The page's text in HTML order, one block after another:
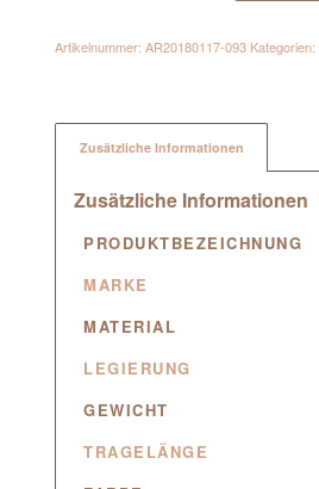
Artikelnummer:AR20180117-093 Kategorien:
Zusätzliche Informationen
Zusätzliche Informationen
PRODUKTBEZEICHNUNG
MARKE
MATERIAL
LEGIERUNG
GEWICHT
TRAGELÄNGE